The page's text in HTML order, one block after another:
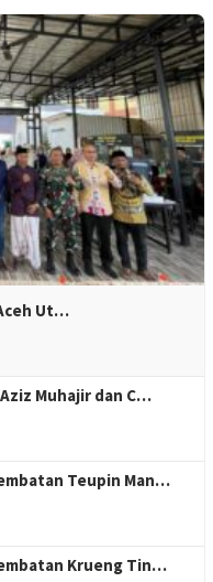
Ut…
Muhajir dan C…
Teupin Man…
Krueng Tin…